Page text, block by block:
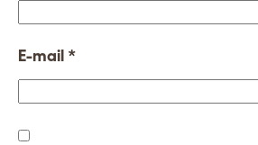
E-mail *